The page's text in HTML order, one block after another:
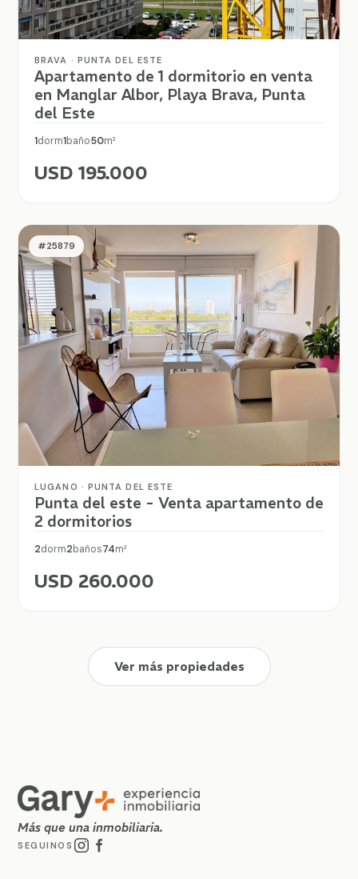
BRAVA · PUNTA DEL ESTE
Apartamento de 1 dormitorio en venta
en Manglar Albor, Playa Brava, Punta
del Este
1dorm1baño50m²
USD 195.000
#25879
LUGANO · PUNTA DEL ESTE
Punta del este - Venta apartamento de
2 dormitorios
2dorm2baños74m²
USD 260.000
Ver más propiedades
Más que una inmobiliaria.
SEGUINOS